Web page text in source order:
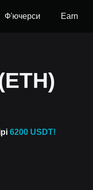
Ф'ючерси Earn
6200 USDT!